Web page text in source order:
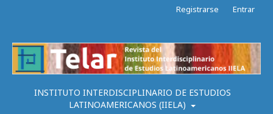
INSTITUTO INTERDISCIPLINARIO DE ESTUDIOS
LATINOAMERICANOS (IIELA)
Registrarse Entrar